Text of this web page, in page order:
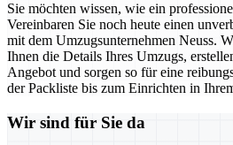
Sie möchten wissen, wie ein
Vereinbaren Sie noch heute einen
mit dem Umzugsunternehmen Neuss.
Ihnen die Details Ihres Umzugs,
Angebot und sorgen so für eine
der Packliste bis zum Einrichten in
Wir sind für Sie da